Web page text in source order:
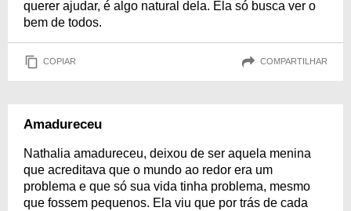
querer ajudar, é algo natural dela. Ela só busca ver o
bem de todos.
COPIAR COMPARTILHAR
Amadureceu
Nathalia amadureceu, deixou de ser aquela menina
que acreditava que o mundo ao redor era um
problema e que só sua vida tinha problema, mesmo
que fossem pequenos. Ela viu que por trás de cada